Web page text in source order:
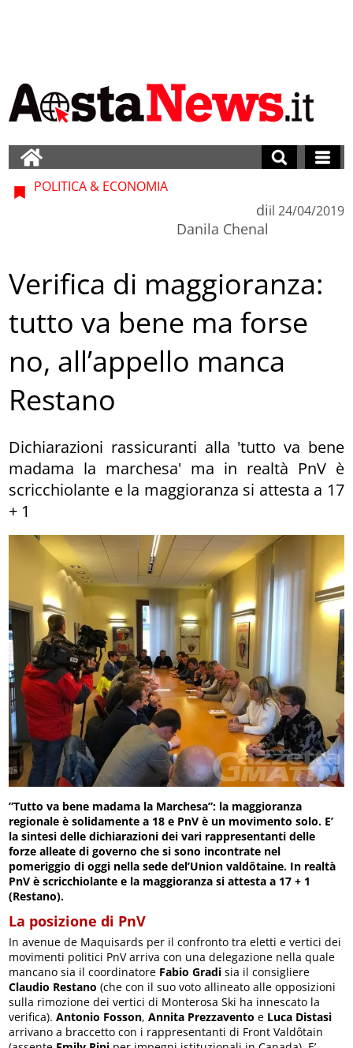
POLITICA & ECONOMIA
di
Danila Chenal
il 24/04/2019
Verifica di maggioranza:
tutto va bene ma forse
no, all’appello manca
Restano
Dichiarazioni rassicuranti alla 'tutto va bene
madama la marchesa' ma in realtà PnV è
scricchiolante e la maggioranza si attesta a 17
+ 1
”Tutto va bene madama la Marchesa”: la maggioranza
regionale è solidamente a 18 e PnV è un movimento solo. E’
la sintesi delle dichiarazioni dei vari rappresentanti delle
forze alleate di governo che si sono incontrate nel
pomeriggio di oggi nella sede del’Union valdôtaine. In realtà
PnV è scricchiolante e la maggioranza si attesta a 17 + 1
(Restano).
La posizione di PnV
In avenue de Maquisards per il confronto tra eletti e vertici dei
movimenti politici PnV arriva con una delegazione nella quale
mancano sia il coordinatore Fabio Gradi sia il consigliere
Claudio Restano (che con il suo voto allineato alle opposizioni
sulla rimozione dei vertici di Monterosa Ski ha innescato la
verifica).Antonio Fosson, Annita Prezzavento e Luca Distasi
arrivano a braccetto con i rappresentanti di Front Valdôtain